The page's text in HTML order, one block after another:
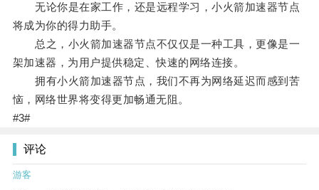
无论你是在家工作，还是远程学习，小火箭加速器节点
将成为你的得力助手。
总之，小火箭加速器节点不仅仅是一种工具，更像是一
架加速器，为用户提供稳定、快速的网络连接。
拥有小火箭加速器节点，我们不再为网络延迟而感到苦
恼，网络世界将变得更加畅通无阻。
#3#
评论
游客